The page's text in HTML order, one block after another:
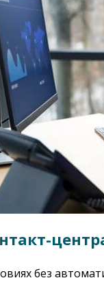
без